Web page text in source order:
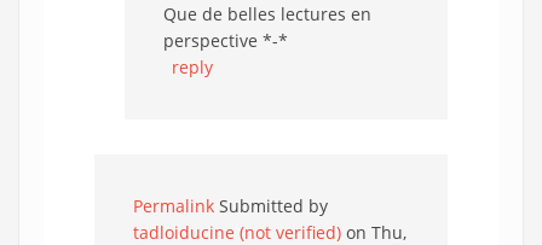
Que de belles lectures en
perspective *-*
reply
Permalink Submitted by
tadloiducine (not verified) on Thu,